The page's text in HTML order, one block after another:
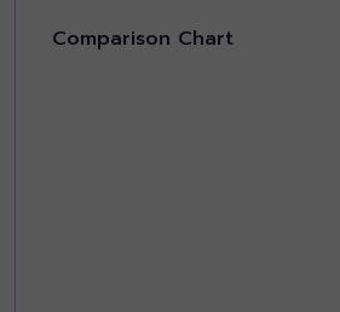
Comparison Chart